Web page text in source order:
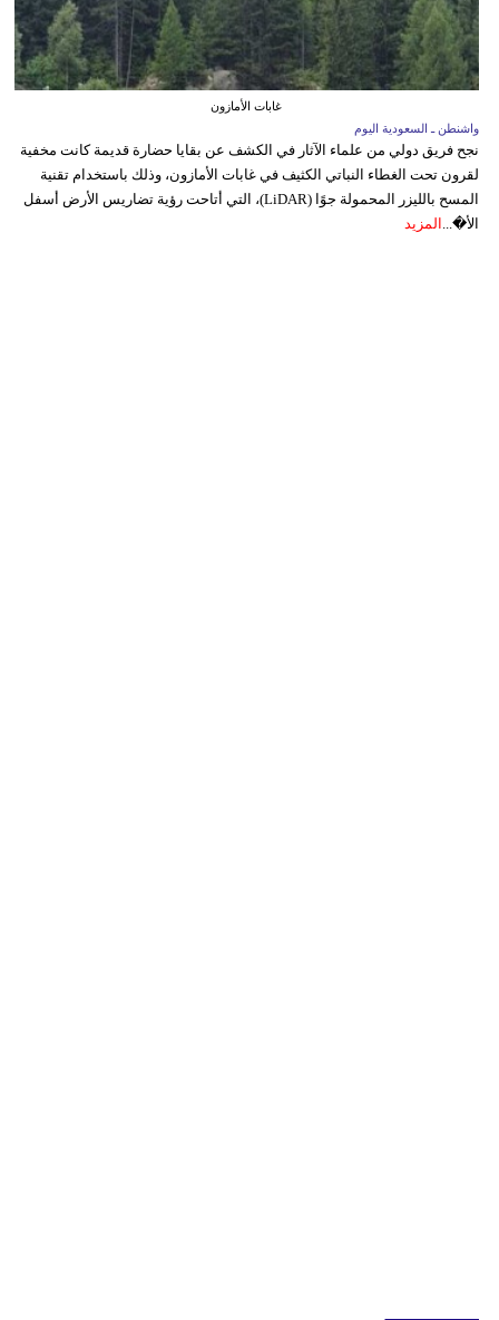
غابات الأمازون
واشنطن ـ السعودية اليوم
نجح فريق دولي من علماء الآثار في الكشف عن بقايا حضارة قديمة كانت مخفية
لقرون تحت الغطاء النباتي الكثيف في غابات الأمازون، وذلك باستخدام تقنية
المسح بالليزر المحمولة جوًا (LiDAR)، التي أتاحت رؤية تضاريس الأرض أسفل
الأ�... المزيد